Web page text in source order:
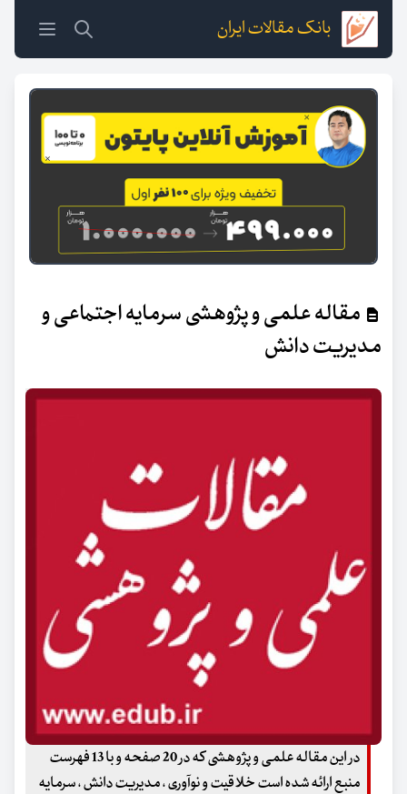
بانک مقالات ایران
مقاله علمی و پژوهشی سرمایه اجتماعی و
مدیریت دانش
در این مقاله علمی و پژوهشی که در 20 صفحه و با 13 فهرست
منبع ارائه شده است خلاقیت و نوآوری ، مدیریت دانش ، سرمایه